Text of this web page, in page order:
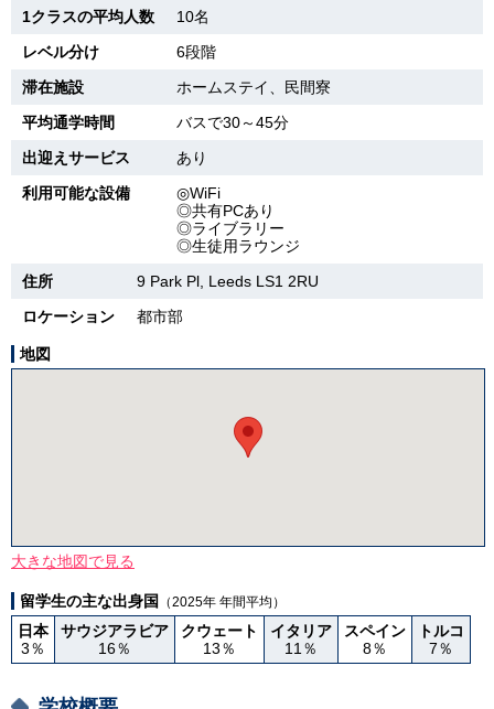
1クラスの平均人数
10名
レベル分け
6段階
滞在施設
ホームステイ、民間寮
平均通学時間
バスで30～45分
出迎えサービス
あり
利用可能な設備
◎WiFi
◎共有PCあり
◎ライブラリー
◎生徒用ラウンジ
住所
9 Park Pl, Leeds LS1 2RU
ロケーション
都市部
地図
大きな地図で見る
留学生の主な出身国 （2025年 年間平均）
日本
3％
サウジアラビア
16％
クウェート
13％
イタリア
11％
スペイン
8％
トルコ
7％